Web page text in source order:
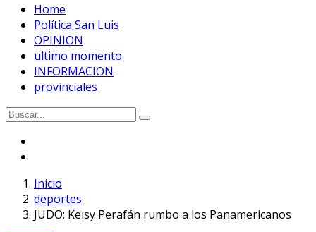
Home
Política San Luis
OPINION
ultimo momento
INFORMACION
provinciales
Inicio
deportes
JUDO: Keisy Perafán rumbo a los Panamericanos